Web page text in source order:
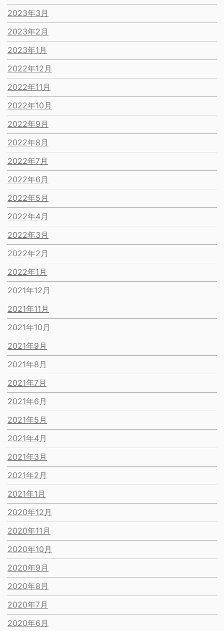
2023年3月
2023年2月
2023年1月
2022年12月
2022年11月
2022年10月
2022年9月
2022年8月
2022年7月
2022年6月
2022年5月
2022年4月
2022年3月
2022年2月
2022年1月
2021年12月
2021年11月
2021年10月
2021年9月
2021年8月
2021年7月
2021年6月
2021年5月
2021年4月
2021年3月
2021年2月
2021年1月
2020年12月
2020年11月
2020年10月
2020年9月
2020年8月
2020年7月
2020年6月